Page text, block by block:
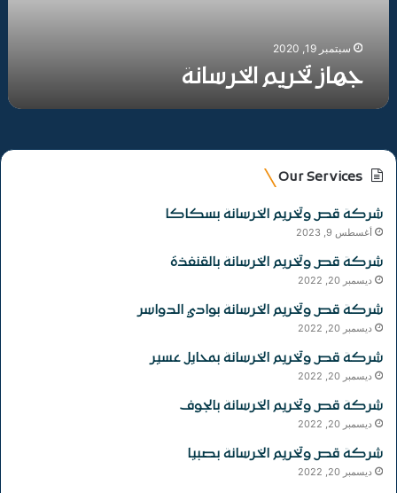
سبتمبر 19, 2020
جهاز تخريم الخرسانة
Our Services
شركة قص وتخريم الخرسانة بسكاكا
أغسطس 9, 2023
شركة قص وتخريم الخرسانة بالقنفذة
ديسمبر 20, 2022
شركة قص وتخريم الخرسانة بوادي الدواسر
ديسمبر 20, 2022
شركة قص وتخريم الخرسانة بمحايل عسير
ديسمبر 20, 2022
شركة قص وتخريم الخرسانة بالجوف
ديسمبر 20, 2022
شركة قص وتخريم الخرسانة بصبيا
ديسمبر 20, 2022